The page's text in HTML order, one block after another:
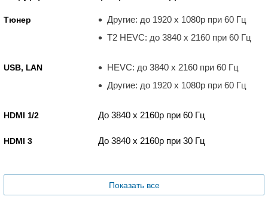
Тюнер
Другие: до 1920 x 1080p при 60 Гц
T2 HEVC: до 3840 x 2160 при 60 Гц
USB, LAN
HEVC: до 3840 x 2160 при 60 Гц
Другие: до 1920 x 1080p при 60 Гц
HDMI 1/2 До 3840 x 2160p при 60 Гц
HDMI 3 До 3840 x 2160p при 30 Гц
Показать все